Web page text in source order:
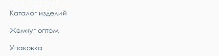
Каталог изделий
Жемчуг оптом
Упаковка